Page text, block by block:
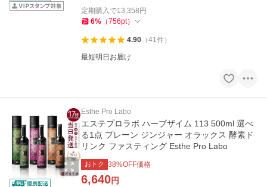
定期購入で13,358 円
6% （756pt）
4.90（41件）
最短明日お届け
Esthe Pro Labo
エステプロラボ ハーブザイム 113 500ml 選べ
る1点 プレーン ジンジャー オラックス 酵素ド
リンク ファスティング Esthe Pro Labo
おトク 38%OFF価格
6,640円